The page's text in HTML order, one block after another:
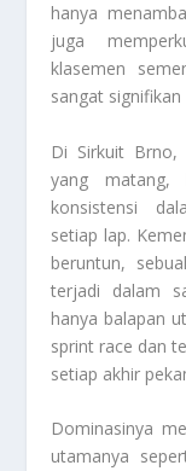
hanya
juga
klasemen
sangat
Di Sirkuit Brno,
yang matang,
konsistensi
setiap lap.
beruntun,
terjadi dalam
hanya balapan
sprint race dan
setiap akhir
Dominasinya
utamanya